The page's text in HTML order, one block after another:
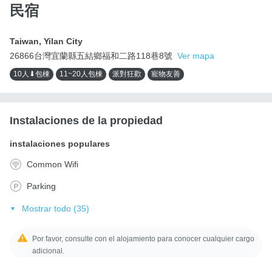
民宿
Taiwan, Yilan City
26866台灣宜蘭縣五結鄉福和二路118巷8號 Ver mapa
10人⬇包棟 11~20人包棟 派對狂歡 寵物友善
Instalaciones de la propiedad
instalaciones populares
Common Wifi
Parking
Mostrar todo (35)
Por favor, consulte con el alojamiento para conocer cualquier cargo
adicional.